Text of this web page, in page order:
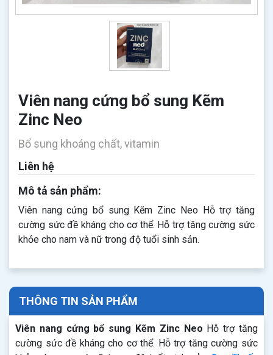
Viên nang cứng bổ sung Kẽm
Zinc Neo
Bổ sung khoáng chất, vitamin
Liên hệ
Mô tả sản phẩm:
Viên nang cứng bổ sung Kẽm Zinc Neo Hỗ trợ tăng
cường sức đề kháng cho cơ thể. Hỗ trợ tăng cường sức
khỏe cho nam và nữ trong độ tuổi sinh sản.
THÔNG TIN SẢN PHẨM
Viên nang cứng bổ sung Kẽm Zinc Neo Hỗ trợ tăng
cường sức đề kháng cho cơ thể. Hỗ trợ tăng cường sức